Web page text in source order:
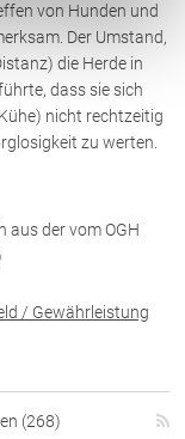
von Hunden und
Der Umstand,
die Herde in
dass sie sich
nicht rechtzeitig
zu werten.
aus der vom OGH
/ Gewährleistung
(268)